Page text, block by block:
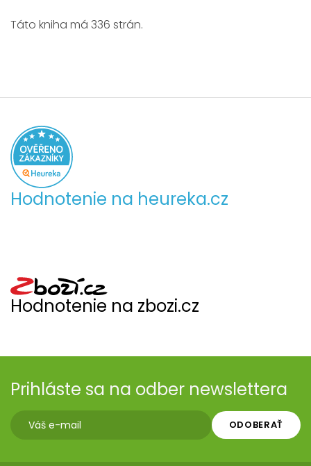
Táto kniha má 336 strán.
Hodnotenie na heureka.cz
Hodnotenie na zbozi.cz
Prihláste sa na odber newslettera
ODOBERAŤ